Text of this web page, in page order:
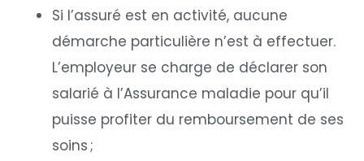
Si l’assuré est en activité, aucune
démarche particulière n’est à effectuer.
L’employeur se charge de déclarer son
salarié à l’Assurance maladie pour qu’il
puisse profiter du remboursement de ses
soins ;